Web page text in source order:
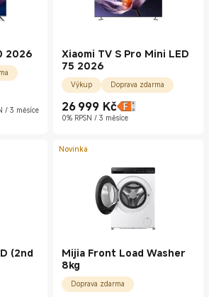
2026
/ 3 měsíce
Xiaomi TV S Pro Mini LED
75 2026
Výkup Doprava zdarma
26 999 Kč
Current Price Kč26999.00
0% RPSN / 3 měsíce
(2nd
Novinka
Mijia Front Load Washer
8kg
Doprava zdarma